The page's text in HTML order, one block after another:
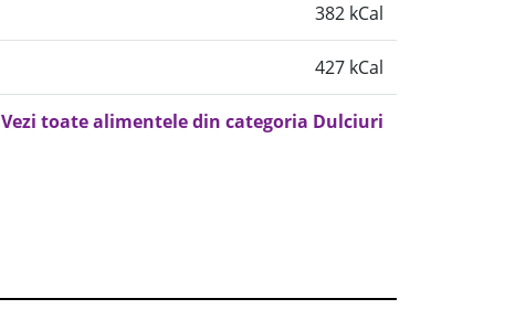
382 kCal
427 kCal
Vezi toate alimentele din categoria Dulciuri